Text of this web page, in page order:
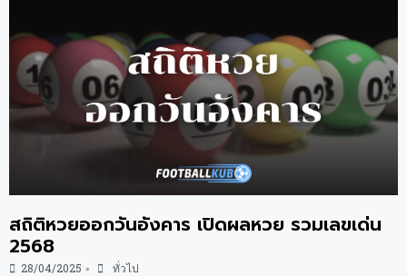
สถิติหวยออกวันอังคาร เปิดผลหวย รวมเลขเด่น
2568
28/04/2025 • ทั่วไป